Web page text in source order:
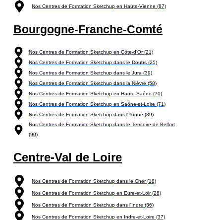
Nos Centres de Formation Sketchup en Haute-Vienne (87)
Bourgogne-Franche-Comté
Nos Centres de Formation Sketchup en Côte-d'Or (21)
Nos Centres de Formation Sketchup dans le Doubs (25)
Nos Centres de Formation Sketchup dans le Jura (39)
Nos Centres de Formation Sketchup dans la Nièvre (58)
Nos Centres de Formation Sketchup en Haute-Saône (70)
Nos Centres de Formation Sketchup en Saône-et-Loire (71)
Nos Centres de Formation Sketchup dans l'Yonne (89)
Nos Centres de Formation Sketchup dans le Territoire de Belfort
(90)
Centre-Val de Loire
Nos Centres de Formation Sketchup dans le Cher (18)
Nos Centres de Formation Sketchup en Eure-et-Loir (28)
Nos Centres de Formation Sketchup dans l'Indre (36)
Nos Centres de Formation Sketchup en Indre-et-Loire (37)